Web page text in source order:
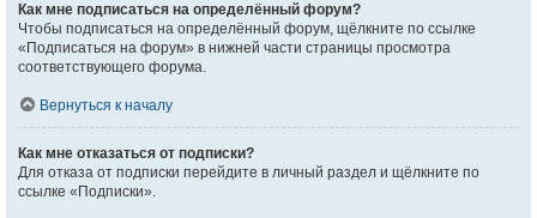
Как мне подписаться на определённый форум?
Чтобы подписаться на определённый форум, щёлкните по ссылке
«Подписаться на форум» в нижней части страницы просмотра
соответствующего форума.
Вернуться к началу
Как мне отказаться от подписки?
Для отказа от подписки перейдите в личный раздел и щёлкните по
ссылке «Подписки».